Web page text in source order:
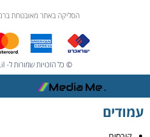
הסליקה באתר מאובטחת
© כל הזכויות שמורות ל- Hackstore.co.il
עמודים